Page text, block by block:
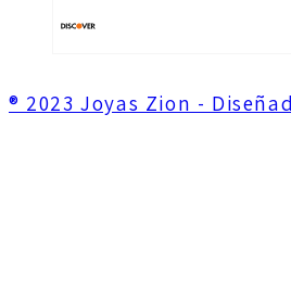
® 2023 Joyas Zion -